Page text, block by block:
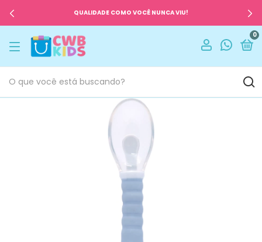
QUALIDADE COMO VOCÊ NUNCA VIU!
0